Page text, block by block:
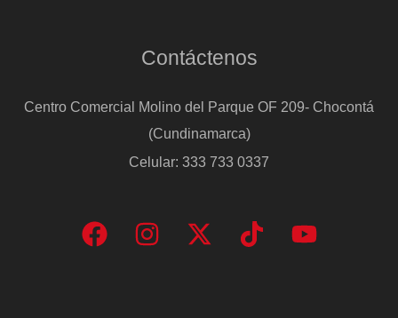
Contáctenos
Centro Comercial Molino del Parque OF 209- Chocontá
(Cundinamarca)
Celular: 333 733 0337